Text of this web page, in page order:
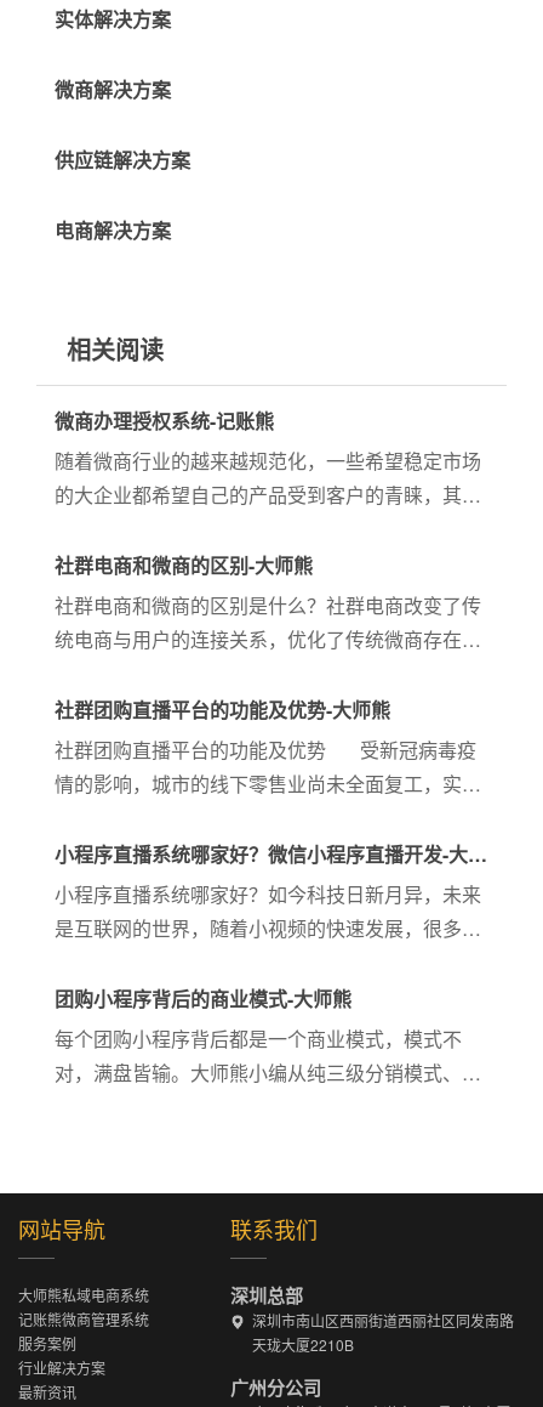
实体解决方案
微商解决方案
供应链解决方案
电商解决方案
相关阅读
微商办理授权系统-记账熊
随着微商行业的越来越规范化，一些希望稳定市场
的大企业都希望自己的产品受到客户的青睐，其中
售商是否有品牌授权售卖等问题。那么此时，只要
品牌方给代理方颁发正规的...
社群电商和微商的区别-大师熊
社群电商和微商的区别是什么？社群电商改变了传
统电商与用户的连接关系，优化了传统微商存在的
心化的消费场景提高了信息的传播效率，是商品流
通的创新。
社群团购直播平台的功能及优势-大师熊
社群团购直播平台的功能及优势 受新冠病毒疫
情的影响，城市的线下零售业尚未全面复工，实体
力，无人进店消费，直播成为疫情期间线下实体门
店...
小程序直播系统哪家好？微信小程序直播开发-大师
熊
小程序直播系统哪家好？如今科技日新月异，未来
是互联网的世界，随着小视频的快速发展，很多传
业，微信小程序直播开发找谁好呢？大师熊为您解
答。
团购小程序背后的商业模式-大师熊
每个团购小程序背后都是一个商业模式，模式不
对，满盘皆输。大师熊小编从纯三级分销模式、会
网站导航
大师熊私域电商系统
记账熊微商管理系统
服务案例
行业解决方案
最新资讯
联系我们
深圳总部
深圳市南山区西丽街道西丽社区同发南路
天珑大厦2210B
广州分公司